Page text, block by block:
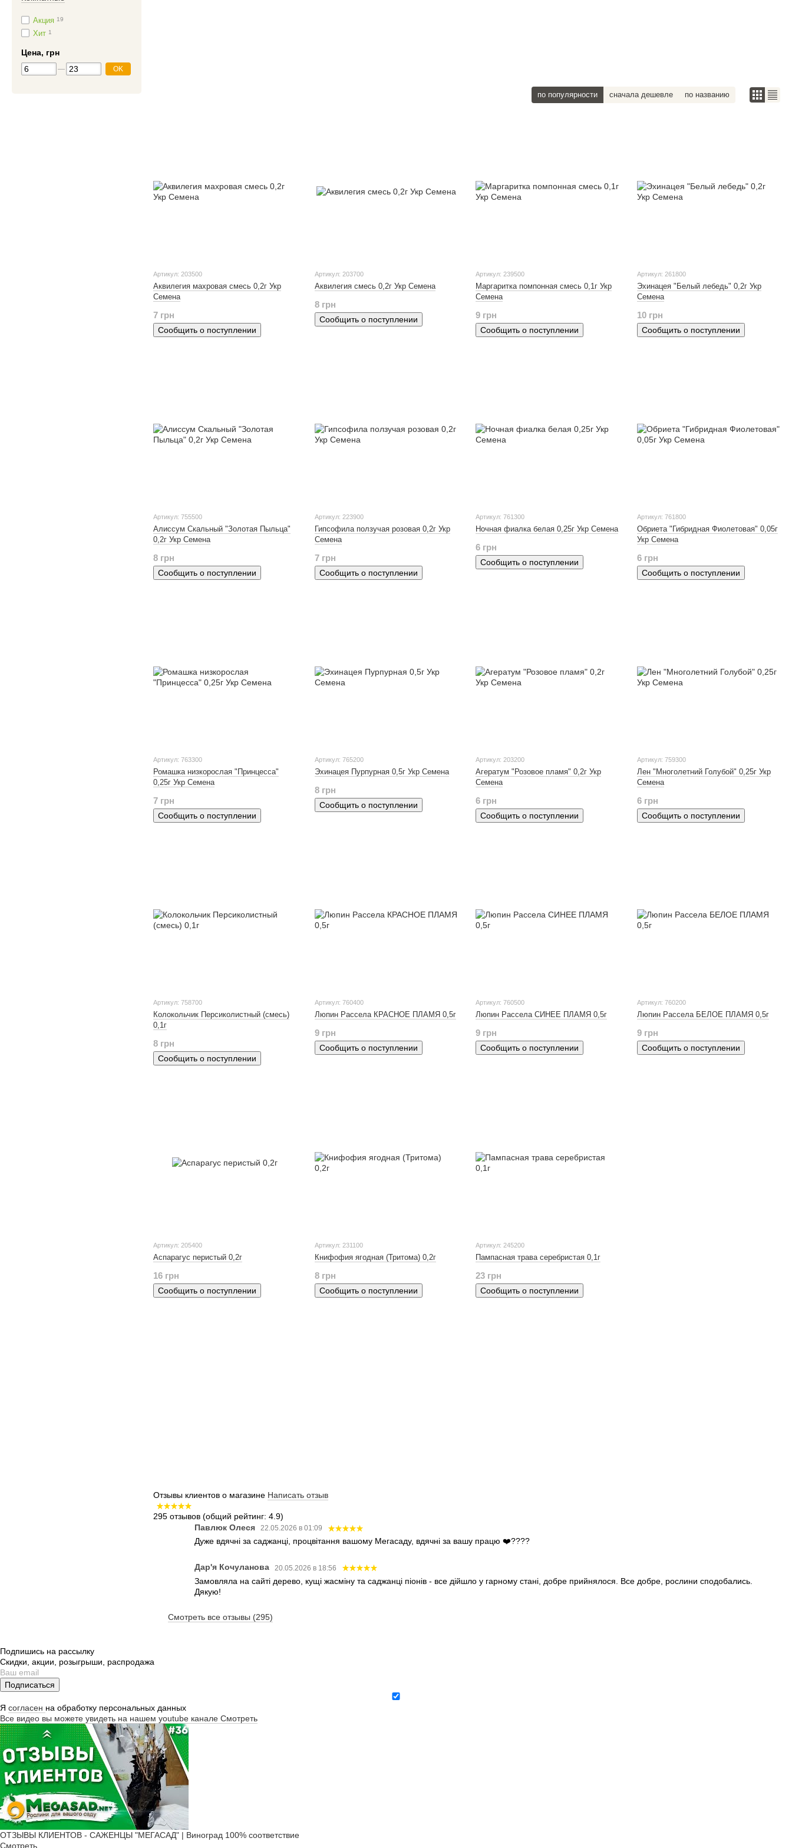
по популярности сначала дешевле по названию
Артикул: 203500
Аквилегия махровая смесь 0,2г Укр
Семена
7 грн
Сообщить о поступлении
Артикул: 203700
Аквилегия смесь 0,2г Укр Семена
8 грн
Сообщить о поступлении
Артикул: 239500
Маргаритка помпонная смесь 0,1г Укр
Семена
9 грн
Сообщить о поступлении
Артикул: 261800
Эхинацея "Белый лебедь" 0,2г Укр
Семена
10 грн
Сообщить о поступлении
Артикул: 755500
Алиссум Скальный "Золотая Пыльца"
0,2г Укр Семена
8 грн
Сообщить о поступлении
Артикул: 223900
Гипсофила ползучая розовая 0,2г Укр
Семена
7 грн
Сообщить о поступлении
Артикул: 761300
Ночная фиалка белая 0,25г Укр Семена
6 грн
Сообщить о поступлении
Артикул: 761800
Обриета "Гибридная Фиолетовая" 0,05г
Укр Семена
6 грн
Сообщить о поступлении
Артикул: 763300
Ромашка низкорослая "Принцесса"
0,25г Укр Семена
7 грн
Сообщить о поступлении
Артикул: 765200
Эхинацея Пурпурная 0,5г Укр Семена
8 грн
Сообщить о поступлении
Артикул: 203200
Агератум "Розовое пламя" 0,2г Укр
Семена
6 грн
Сообщить о поступлении
Артикул: 759300
Лен "Многолетний Голубой" 0,25г Укр
Семена
6 грн
Сообщить о поступлении
Артикул: 758700
Колокольчик Персиколистный (смесь)
0,1г
8 грн
Сообщить о поступлении
Артикул: 760400
Люпин Рассела КРАСНОЕ ПЛАМЯ 0,5г
9 грн
Сообщить о поступлении
Артикул: 760500
Люпин Рассела СИНЕЕ ПЛАМЯ 0,5г
9 грн
Сообщить о поступлении
Артикул: 760200
Люпин Рассела БЕЛОЕ ПЛАМЯ 0,5г
9 грн
Сообщить о поступлении
Артикул: 205400
Аспарагус перистый 0,2г
16 грн
Сообщить о поступлении
Артикул: 231100
Книфофия ягодная (Тритома) 0,2г
8 грн
Сообщить о поступлении
Артикул: 245200
Пампасная трава серебристая 0,1г
23 грн
Сообщить о поступлении
Отзывы клиентов о магазине Написать отзыв
295 отзывов (общий рейтинг: 4.9)
Павлюк Олеся
22.05.2026 в 01:09
Дуже вдячні за саджанці, процвітання вашому Мегасаду, вдячні за вашу працю ❤️????
Дар'я Кочуланова 20.05.2026 в 18:56
Замовляла на сайті дерево, кущі жасміну та саджанці піонів - все дійшло у гарному стані, добре прийнялося. Все добре, рослини сподобались.
Дякую!
Смотреть все отзывы (295)
Акция 19
Хит 1
Цена, грн
OK
Подпишись на рассылку
Скидки, акции, розыгрыши, распродажа
Подписаться
Я согласен на обработку персональных данных
Все видео вы можете увидеть на нашем youtube канале Смотреть
ОТЗЫВЫ КЛИЕНТОВ - САЖЕНЦЫ "МЕГАСАД" | Виноград 100% соответствие
Смотреть